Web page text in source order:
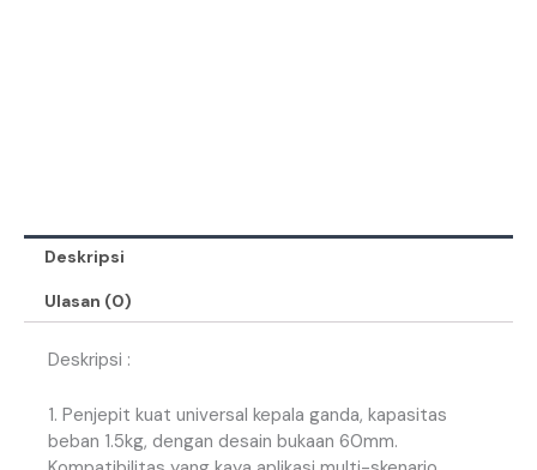
Deskripsi
Ulasan (0)
Deskripsi :
1. Penjepit kuat universal kepala ganda, kapasitas
beban 1.5kg, dengan desain bukaan 60mm.